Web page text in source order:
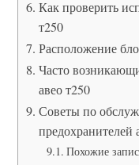
Как проверить
т250
Расположение
Часто
авео т250
Советы по
предохранителей
Похожие